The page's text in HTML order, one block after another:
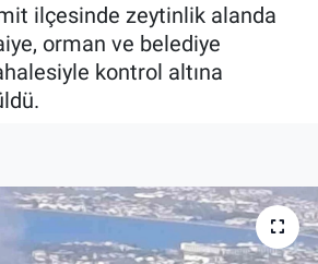
ilçesinde zeytinlik alanda
orman ve belediye
kontrol altına